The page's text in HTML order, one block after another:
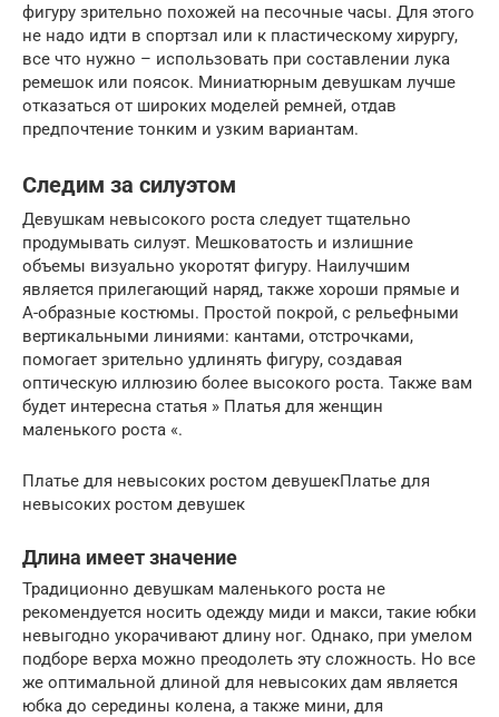
фигуру зрительно похожей на песочные часы. Для этого
не надо идти в спортзал или к пластическому хирургу,
все что нужно – использовать при составлении лука
ремешок или поясок. Миниатюрным девушкам лучше
отказаться от широких моделей ремней, отдав
предпочтение тонким и узким вариантам.
Следим за силуэтом
Девушкам невысокого роста следует тщательно
продумывать силуэт. Мешковатость и излишние
объемы визуально укоротят фигуру. Наилучшим
является прилегающий наряд, также хороши прямые и
А-образные костюмы. Простой покрой, с рельефными
вертикальными линиями: кантами, отстрочками,
помогает зрительно удлинять фигуру, создавая
оптическую иллюзию более высокого роста. Также вам
будет интересна статья » Платья для женщин
маленького роста «.
Платье для невысоких ростом девушекПлатье для
невысоких ростом девушек
Длина имеет значение
Традиционно девушкам маленького роста не
рекомендуется носить одежду миди и макси, такие юбки
невыгодно укорачивают длину ног. Однако, при умелом
подборе верха можно преодолеть эту сложность. Но все
же оптимальной длиной для невысоких дам является
юбка до середины колена, а также мини, для